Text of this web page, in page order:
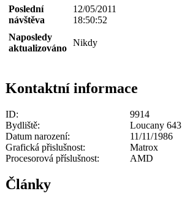
Poslední
návštěva
12/05/2011
18:50:52
Naposledy
aktualizováno
Nikdy
Kontaktní informace
ID:
9914
Bydliště:
Loucany 643
Datum narození:
11/11/1986
Grafická přislušnost:
Matrox
Procesorová příslušnost:
AMD
Články